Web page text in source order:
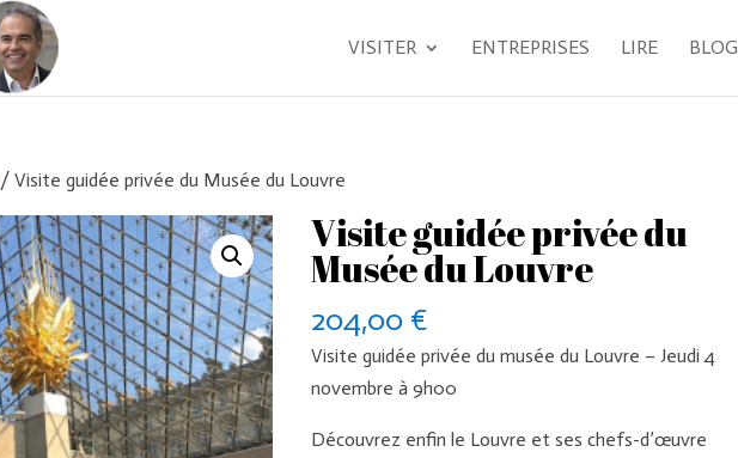
VISITER ENTREPRISES LIRE BLOG
/ Visite guidée privée du Musée du Louvre
Visite guidée privée du
Musée du Louvre
204,00 €
Visite guidée privée du musée du Louvre – Jeudi 4
novembre à 9h00
Découvrez enfin le Louvre et ses chefs-d’œuvre